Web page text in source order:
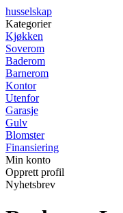
husselskap
Kategorier
Kjøkken
Soverom
Baderom
Barnerom
Kontor
Utenfor
Garasje
Gulv
Blomster
Finansiering
Min konto
Opprett profil
Nyhetsbrev